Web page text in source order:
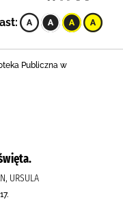
Publiczna w
URSULA